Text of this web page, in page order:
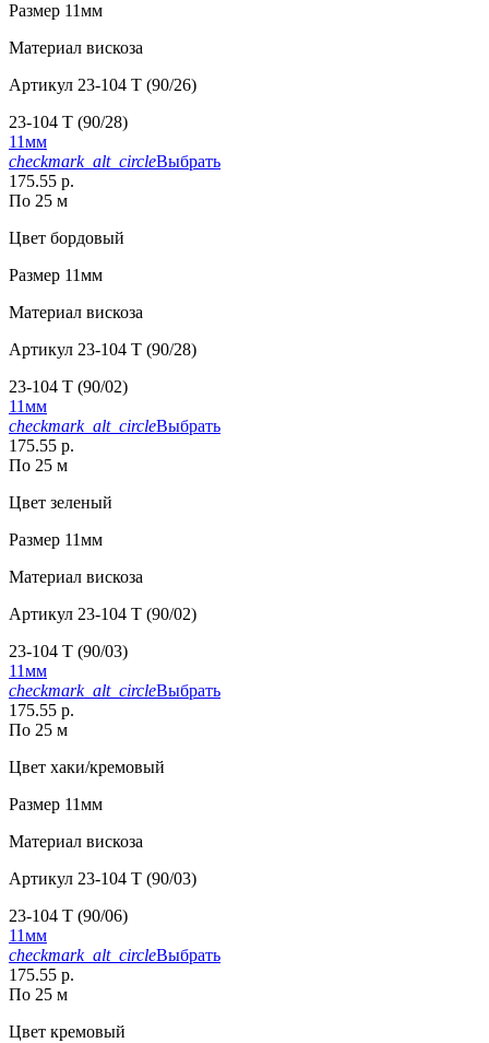
Размер 11мм
Материал вискоза
Артикул 23-104 T (90/26)
23-104 T (90/28)
11мм
checkmark_alt_circleВыбрать
175.55 р.
По 25 м
Цвет бордовый
Размер 11мм
Материал вискоза
Артикул 23-104 T (90/28)
23-104 T (90/02)
11мм
checkmark_alt_circleВыбрать
175.55 р.
По 25 м
Цвет зеленый
Размер 11мм
Материал вискоза
Артикул 23-104 T (90/02)
23-104 T (90/03)
11мм
checkmark_alt_circleВыбрать
175.55 р.
По 25 м
Цвет хаки/кремовый
Размер 11мм
Материал вискоза
Артикул 23-104 T (90/03)
23-104 T (90/06)
11мм
checkmark_alt_circleВыбрать
175.55 р.
По 25 м
Цвет кремовый